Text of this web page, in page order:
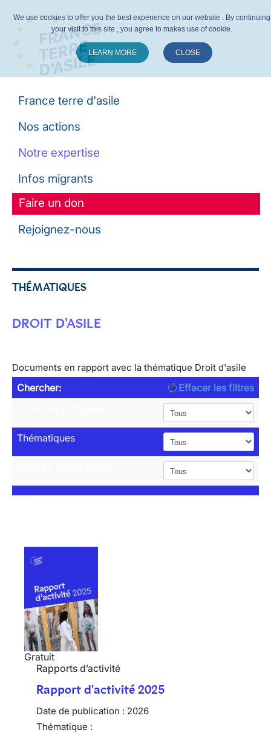
France terre d'asile
Nos actions
Notre expertise
Infos migrants
Faire un don
Rejoignez-nous
THÉMATIQUES
DROIT D'ASILE
Documents en rapport avec la thématique Droit d'asile
Chercher:
Effacer les filtres
Thématiques
Gratuit
Rapports d’activité
Rapport d'activité 2025
Date de publication : 2026
Thématique :
We use cookies to offer you the best experience on our website . By continuing
your visit to this site , you agree to makes use of cookie.
LEARN MORE CLOSE